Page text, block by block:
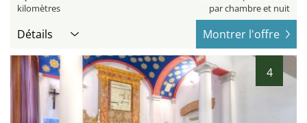
kilomètres par chambre et nuit
Détails Montrer l'offre
4